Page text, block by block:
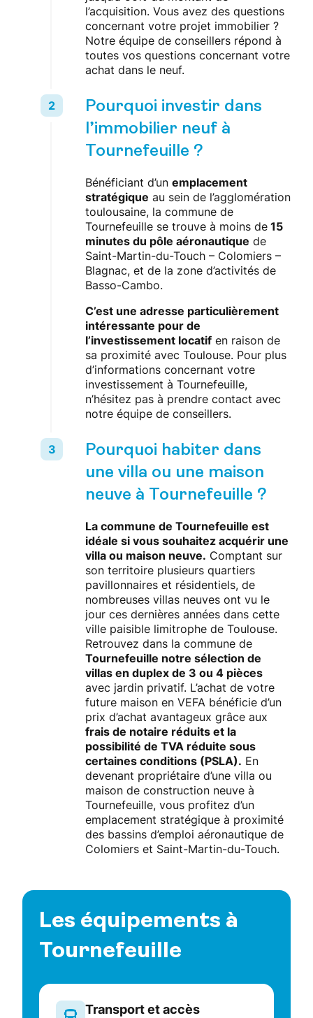
l’acquisition. Vous avez des questions
concernant votre projet immobilier ?
Notre équipe de conseillers répond à
toutes vos questions concernant votre
achat dans le neuf.
Pourquoi investir dans
l’immobilier neuf à
Tournefeuille ?
Bénéficiant d’un emplacement
stratégique au sein de l’agglomération
toulousaine, la commune de
Tournefeuille se trouve à moins de 15
minutes du pôle aéronautique de
Saint-Martin-du-Touch – Colomiers –
Blagnac, et de la zone d’activités de
Basso-Cambo.
C’est une adresse particulièrement
intéressante pour de
l’investissement locatif en raison de
sa proximité avec Toulouse. Pour plus
d’informations concernant votre
investissement à Tournefeuille,
n’hésitez pas à prendre contact avec
notre équipe de conseillers.
Pourquoi habiter dans
une villa ou une maison
neuve à Tournefeuille ?
La commune de Tournefeuille est
idéale si vous souhaitez acquérir une
villa ou maison neuve. Comptant sur
son territoire plusieurs quartiers
pavillonnaires et résidentiels, de
nombreuses villas neuves ont vu le
jour ces dernières années dans cette
ville paisible limitrophe de Toulouse.
Retrouvez dans la commune de
Tournefeuille notre sélection de
villas en duplex de 3 ou 4 pièces
avec jardin privatif. L’achat de votre
future maison en VEFA bénéficie d’un
prix d’achat avantageux grâce aux
frais de notaire réduits et la
possibilité de TVA réduite sous
certaines conditions (PSLA). En
devenant propriétaire d’une villa ou
maison de construction neuve à
Tournefeuille, vous profitez d’un
emplacement stratégique à proximité
des bassins d’emploi aéronautique de
Colomiers et Saint-Martin-du-Touch.
Les équipements à
Tournefeuille
Transport et accès